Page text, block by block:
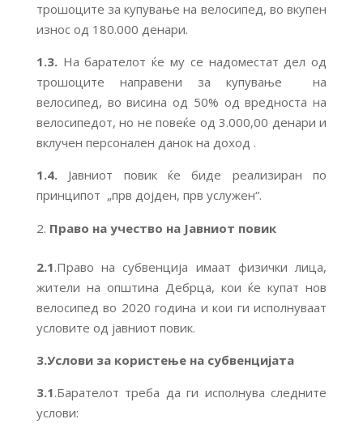
трошоците за купување на велосипед, во вкупен
износ од 180.000 денари.
1.3.На барателот ќе му се надоместат дел од
трошоците направени за купување на
велосипед, во висина од 50% од вредноста на
велосипедот, но не повеќе од 3.000,00 денари и
вклучен персонален данок на доход .
1.4.Јавниот повик ќе биде реализиран по
принципот „прв дојден, прв услужен“.
Право на учество на Јавниот повик
2.1.Право на субвенција имаат физички лица,
жители на општина Дебрца, кои ќе купат нов
велосипед во 2020 година и кои ги исполнуваат
условите од јавниот повик.
3.Услови за користење на субвенцијата
3.1.Барателот треба да ги исполнува следните
услови: